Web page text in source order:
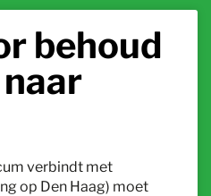
behoud
verbindt met
op Den Haag) moet